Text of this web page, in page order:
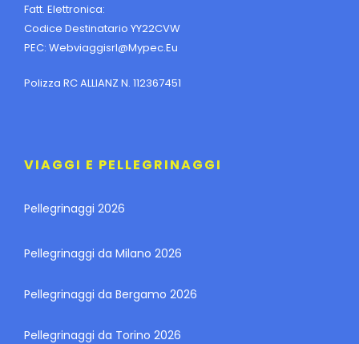
Fatt. Elettronica:
Codice Destinatario YY22CVW
PEC: Webviaggisrl@mypec.eu
Polizza RC ALLIANZ N. 112367451
VIAGGI E PELLEGRINAGGI
Pellegrinaggi 2026
Pellegrinaggi da Milano 2026
Pellegrinaggi da Bergamo 2026
Pellegrinaggi da Torino 2026